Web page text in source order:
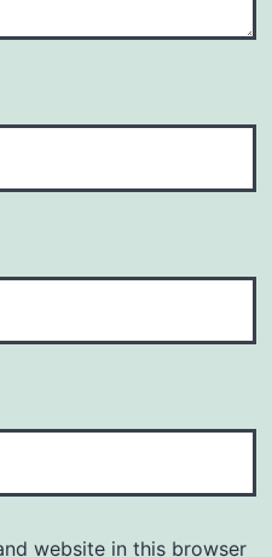
website in this browser